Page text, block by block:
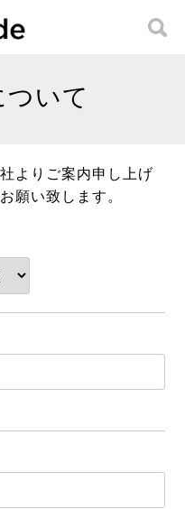
ついて
よりご案内申し上げ
願い致します。